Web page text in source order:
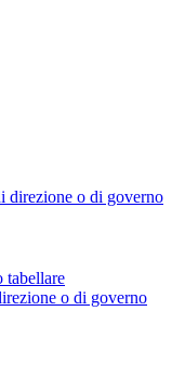
direzione o di governo
tabellare
o di governo